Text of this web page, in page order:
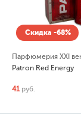
Скидка -68%
Парфюмерия XXI
Patron Red Energy
41 руб.